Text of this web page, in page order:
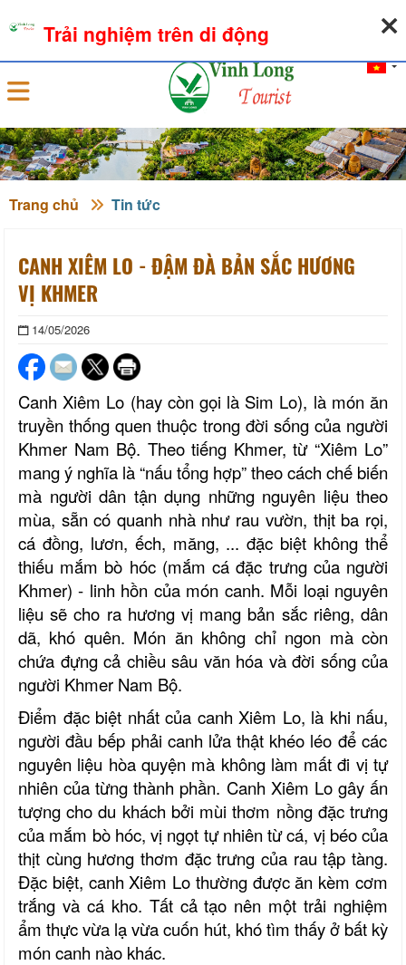
Đăng nhập
Trang chủ Tin tức
CANH XIÊM LO - ĐẬM ĐÀ BẢN SẮC HƯƠNG
VỊ KHMER
14/05/2026
Canh Xiêm Lo (hay còn gọi là Sim Lo), là món ăn
truyền thống quen thuộc trong đời sống của người
Khmer Nam Bộ. Theo tiếng Khmer, từ “Xiêm Lo”
mang ý nghĩa là “nấu tổng hợp”theo cách chế biến
mà người dân tận dụng những nguyên liệu theo
mùa, sẵn có quanh nhà như rau vườn, thịt ba rọi,
cá đồng, lươn, ếch, măng, ... đặc biệt không thể
thiếu mắm bò hóc (mắm cá đặc trưng của người
Khmer)- linh hồn của món canh. Mỗi loại nguyên
liệu sẽ cho ra hương vị mang bản sắc riêng, dân
dã, khó quên. Món ăn không chỉ ngon mà còn
chứa đựng cả chiều sâu văn hóa và đời sống của
người Khmer Nam Bộ.
Điểm đặc biệt nhất của canh Xiêm Lo, là khi nấu,
người đầu bếp phải canh lửa thật khéo léo để các
nguyên liệu hòa quyện mà không làm mất đi vị tự
nhiên của từng thành phần. Canh Xiêm Lo gây ấn
tượng cho du khách bởi mùi thơm nồng đặc trưng
của mắm bò hóc, vị ngọt tự nhiên từ cá, vị béo của
thịt cùng hương thơm đặc trưng của rau tập tàng.
Đặc biệt, canh Xiêm Lo thường được ăn kèm cơm
trắng và cá kho. Tất cả tạo nên một trải nghiệm
ẩm thực vừa lạ vừa cuốn hút, khó tìm thấy ở bất kỳ
món canh nào khác.
Trải nghiệm trên di động